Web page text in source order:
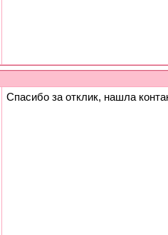
Спасибо за отклик, нашла